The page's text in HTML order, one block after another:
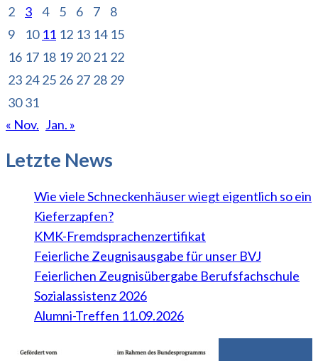
2
3 4 5 6 7
8
9
10 11 12 13 14 15
16 17 18 19 20 21 22
23 24 25 26 27 28 29
30 31
« Nov. Jan. »
Letzte News
Wie viele Schneckenhäuser wiegt eigentlich so ein
Kieferzapfen?
KMK-Fremdsprachenzertifikat
Feierliche Zeugnisausgabe für unser BVJ
Feierlichen Zeugnisübergabe Berufsfachschule
Sozialassistenz 2026
Alumni-Treffen 11.09.2026